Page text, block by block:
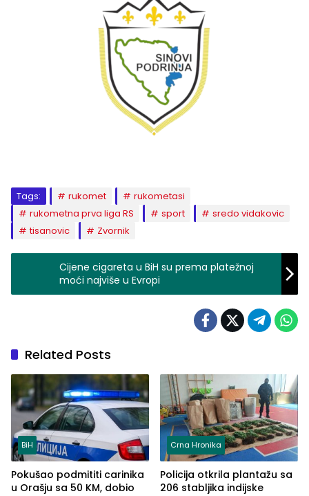
Tags: rukomet
rukometasi
rukometna prva liga RS
sport
sredo vidakovic
tisanovic
Zvornik
Cijene cigareta u BiH su prema platežnoj
moći najviše u Evropi
Related Posts
BiH
Pokušao podmititi carinika
u Orašju sa 50 KM, dobio
Crna Hronika
Policija otkrila plantažu sa
206 stabljika indijske